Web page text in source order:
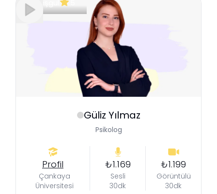
Güliz Yılmaz
Psikolog
Profil
Çankaya
Üniversitesi
₺1.169
Sesli
30dk
₺1.199
Görüntülü
30dk